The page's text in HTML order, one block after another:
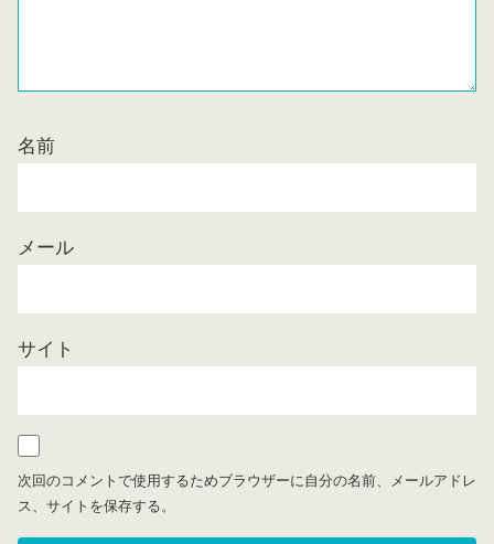
名前
メール
サイト
次回のコメントで使用するためブラウザーに自分の名前、メールアドレ
ス、サイトを保存する。